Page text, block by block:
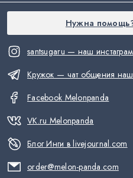
santsugaru — наш инстаграм
Кружок — чат общения
Facebook Melonpanda
VK.ru Melonpanda
Блог Инги в livejournal.com
order@melon-panda.com
Нужна